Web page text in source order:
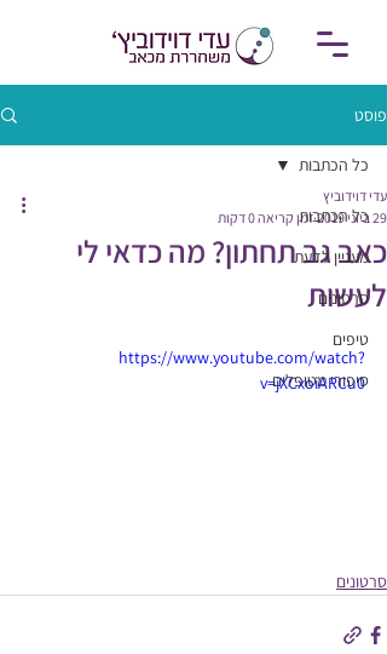
פוסט
כל הכתבות
מעניין לדעת
סרטונים
טיפים
סיפורי מטופלים
כל הכתבות
כאב גב תחתון? מה כדאי לי
לעשות
עדי דוידוביץ
29 ביוני 2019
זמן קריאה 0 דקות
https://www.youtube.com/watch?
v=jXCxoiARCu0
סרטונים